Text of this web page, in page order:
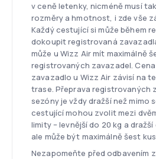
v ceně letenky, nicméně musí
rozměry a hmotnost, i zde vše
Každý cestující si může během
dokoupit registrovaná
může u Wizz Air mít maximálně
registrovaných zavazadel.
zavazadlo u Wizz Air závisí na
trase. Přeprava registrovaných
sezóny je vždy dražší než mimo
cestující mohou zvolit mezi
limity – levnější do 20 kg a
ale může být maximálně šest
Nezapomeňte před odbavením